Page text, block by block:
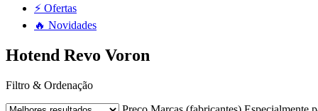
⚡ Ofertas
🔥 Novidades
Hotend Revo Voron
Filtro & Ordenação